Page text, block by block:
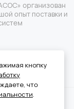
организован
опыт поставки и
кнопку
что
.